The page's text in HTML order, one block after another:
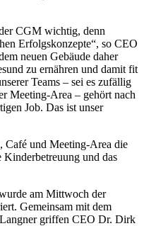
CGM wichtig, denn
Erfolgskonzepte“, so CEO
neuen Gebäude daher
zu ernähren und damit fit
Teams – sei es zufällig
Meeting-Area – gehört nach
Job. Das ist unser
Café und Meeting-Area die
Kinderbetreuung und das
am Mittwoch der
Gemeinsam mit dem
griffen CEO Dr. Dirk